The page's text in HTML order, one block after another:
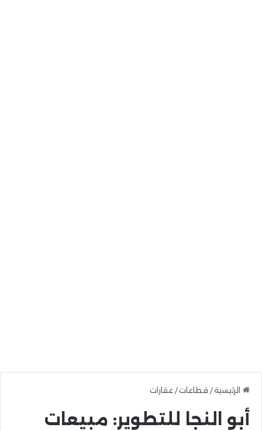
الرئيسية/ قطاعات/ عقارات
أبو النجا للتطوير: مبيعات